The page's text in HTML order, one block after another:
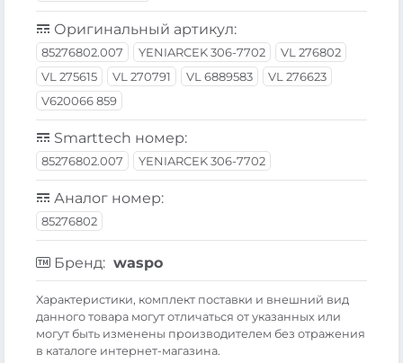
Оригинальный артикул:
85276802.007 YENIARCEK 306-7702
VL 276802
VL 275615
VL 270791 VL 6889583
VL 276623
V620066 859
Smarttech номер:
85276802.007 YENIARCEK 306-7702
Аналог номер:
85276802
Бренд: waspo
Xарактеристики, комплект поставки и внешний вид
данного товара могут отличаться от указанных или
могут быть изменены производителем без отражения
в каталоге интернет-магазина.